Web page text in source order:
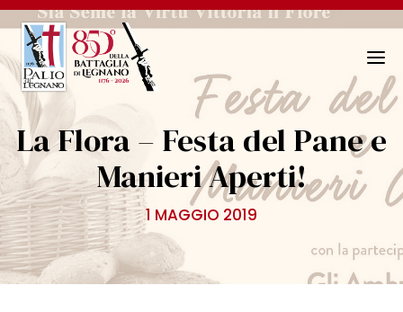
N
a
v
i
g
a
z
o
n
La Flora – Festa del Pane e
Manieri Aperti!
1 MAGGIO 2019